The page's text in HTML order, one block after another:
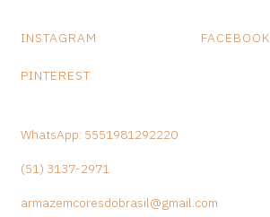
INSTAGRAM FACEBOOK
PINTEREST
WhatsApp: 5551981292220
(51) 3137-2971
armazemcoresdobrasil@gmail.com